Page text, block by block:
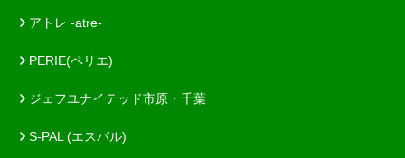
アトレ -atre-
PERIE(ペリエ)
ジェフユナイテッド市原・千葉
S-PAL (エスパル)